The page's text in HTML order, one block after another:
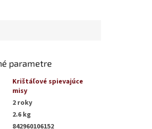
parametre
Krištáľové spievajúce
misy
2 roky
2.6 kg
842960106152